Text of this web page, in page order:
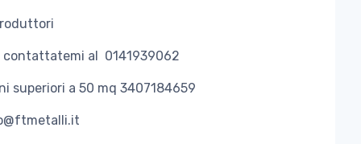
contattatemi al 0141939062
superiori a 50 mq 3407184659